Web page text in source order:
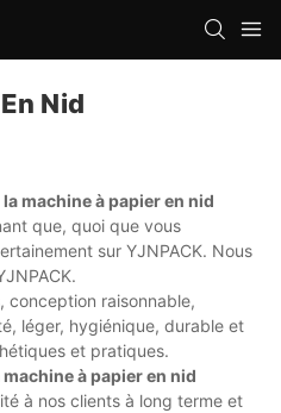
Nid
la machine à papier en nid
que, quoi que vous
sur YJNPACK. Nous
conception raisonnable,
léger, hygiénique, durable et
et pratiques.
machine à papier en nid
à nos clients à long terme et